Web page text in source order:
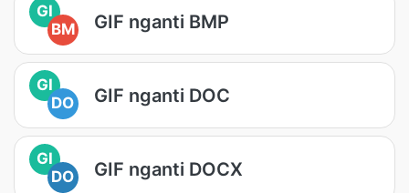
GI
BM
GIF nganti BMP
GI
DO
GIF nganti DOC
GI
DO
GIF nganti DOCX